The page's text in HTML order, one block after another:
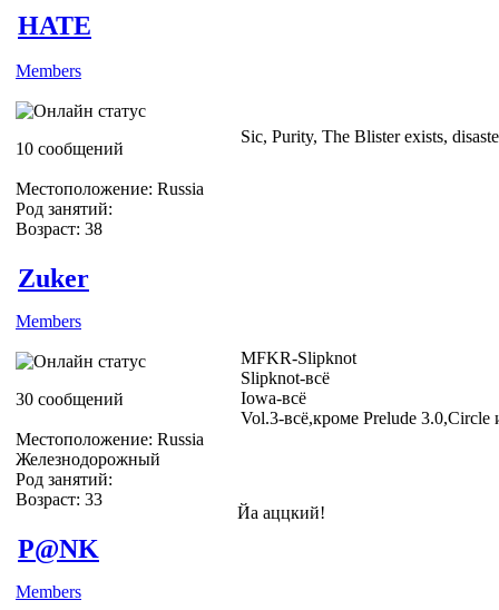
HATE
Members
10 сообщений
Местоположение: Russia
Род занятий:
Возраст: 38
Sic, Purity, The Blister exists,
Zuker
Members
30 сообщений
Местоположение: Russia
Железнодорожный
Род занятий:
Возраст: 33
MFKR-Slipknot
Slipknot-всё
Iowa-всё
Vol.3-всё,кроме Prelude
Йа аццкий!
P@NK
Members